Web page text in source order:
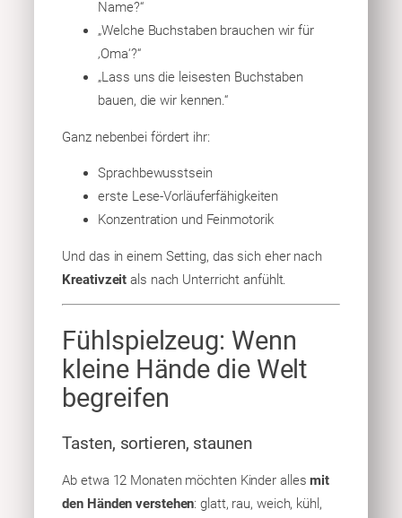
Name?“
„Welche Buchstaben brauchen wir für
‚Oma‘?“
„Lass uns die leisesten Buchstaben
bauen, die wir kennen.“
Ganz nebenbei fördert ihr:
Sprachbewusstsein
erste Lese-Vorläuferfähigkeiten
Konzentration und Feinmotorik
Und das in einem Setting, das sich eher nach
Kreativzeit als nach Unterricht anfühlt.
Fühlspielzeug: Wenn
kleine Hände die Welt
begreifen
Tasten, sortieren, staunen
Ab etwa 12 Monaten möchten Kinder allesmit
den Händen verstehen: glatt, rau, weich, kühl,